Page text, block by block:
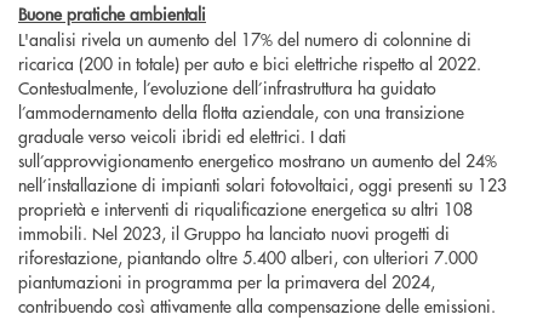
Buone pratiche ambientali
L'analisi rivela un aumento del 17% del numero di colonnine di
ricarica (200 in totale) per auto e bici elettriche rispetto al 2022.
Contestualmente, l’evoluzione dell’infrastruttura ha guidato
l’ammodernamento della flotta aziendale, con una transizione
graduale verso veicoli ibridi ed elettrici. I dati
sull’approvvigionamento energetico mostrano un aumento del 24%
nell’installazione di impianti solari fotovoltaici, oggi presenti su 123
proprietà e interventi di riqualificazione energetica su altri 108
immobili. Nel 2023, il Gruppo ha lanciato nuovi progetti di
riforestazione, piantando oltre 5.400 alberi, con ulteriori 7.000
piantumazioni in programma per la primavera del 2024,
contribuendo così attivamente alla compensazione delle emissioni.